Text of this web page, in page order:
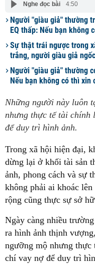
Nghe đọc bài 4:50
Người "giàu giả" thường
EQ thấp: Nếu bạn không
Sự thật trái ngược trong
trắng, người giàu giả
Người "giàu giả" thường
Nếu bạn không có thì xin
Những người này luôn
nhưng thực tế tài chính
để duy trì hình ảnh.
Trong xã hội hiện đại,
dừng lại ở khối tài sản
ảnh, phong cách và sự
không phải ai khoác
rộng cũng thực sự sở
Ngày càng nhiều
ra hình ảnh thịnh
ngưỡng mộ nhưng thực
chí vay nợ để duy trì